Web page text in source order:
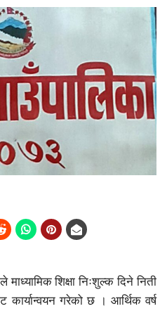
माध्यामिक शिक्षा निःशुल्क दिने निती
कार्यान्वयन गरेको छ । आर्थिक वर्ष